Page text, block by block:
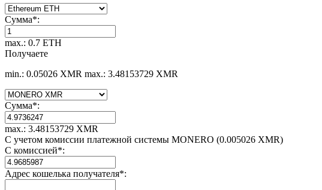
Сумма*:
max.: 0.7 ETH
Получаете
min.: 0.05026 XMR max.: 3.48153729 XMR
Сумма*:
max.: 3.48153729 XMR
С учетом комиссии платежной системы MONERO (0.005026 XMR)
С комиссией*:
Адрес кошелька получателя*: